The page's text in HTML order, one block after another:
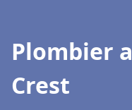
Plombier
Crest